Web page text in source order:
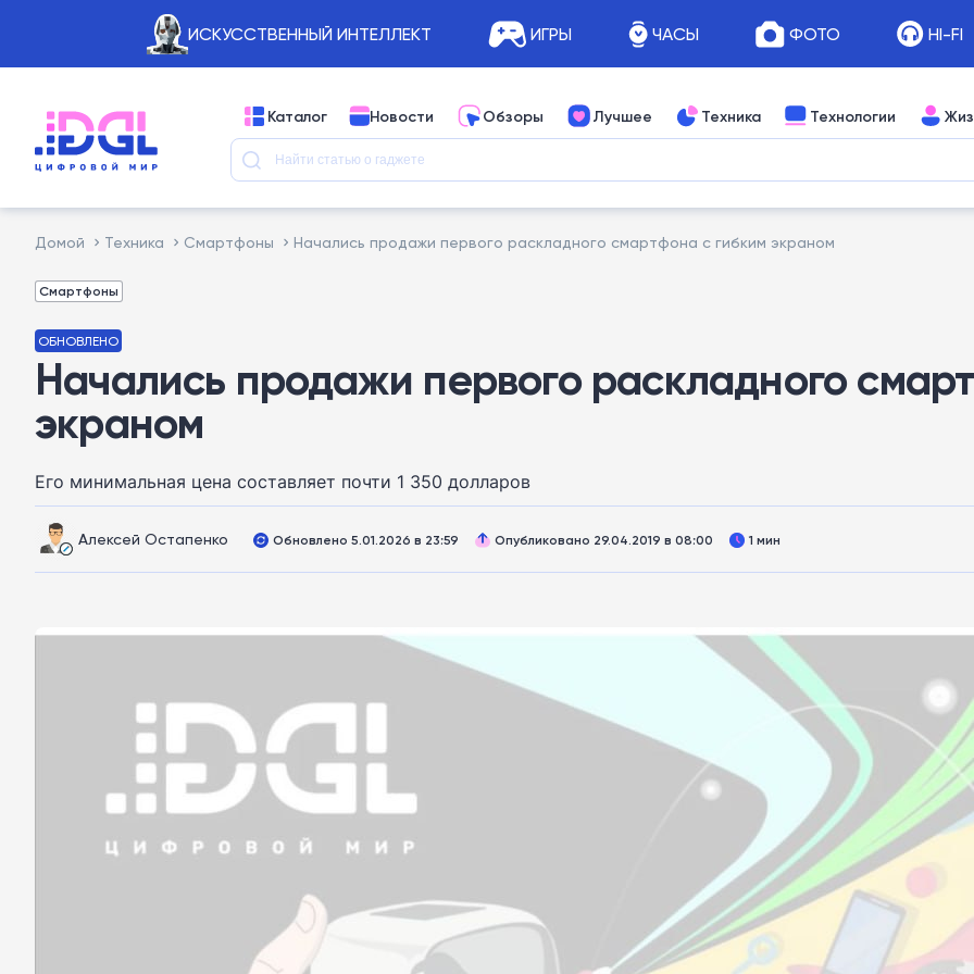
ИСКУССТВЕННЫЙ ИНТЕЛЛЕКТ ИГРЫ ЧАСЫ ФОТО HI-FI
Каталог Новости Обзоры Лучшее Техника Технологии
Домой Техника Смартфоны Начались продажи первого раскладного смартфона с гибким экраном
Смартфоны
ОБНОВЛЕНО
Начались продажи первого раскладного
экраном
Его минимальная цена составляет почти 1 350 долларов
Алексей Остапенко Обновлено 5.01.2026 в 23:59 Опубликовано 29.04.2019 в 08:00 1 мин